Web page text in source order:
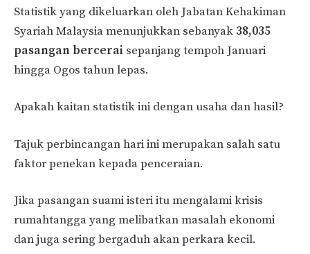
Statistik yang dikeluarkan oleh Jabatan Kehakiman
Syariah Malaysia menunjukkan sebanyak 38,035
pasangan bercerai sepanjang tempoh Januari
hingga Ogos tahun lepas.
Apakah kaitan statistik ini dengan usaha dan hasil?
Tajuk perbincangan hari ini merupakan salah satu
faktor penekan kepada penceraian.
Jika pasangan suami isteri itu mengalami krisis
rumahtangga yang melibatkan masalah ekonomi
dan juga sering bergaduh akan perkara kecil.